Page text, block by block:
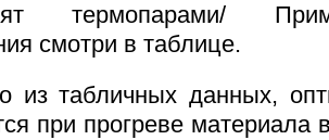
термопарами/
смотри в таблице.
из табличных данных,
при прогреве материала